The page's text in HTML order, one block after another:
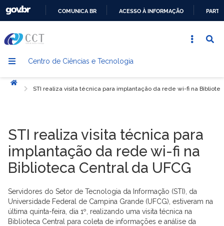
CONTEÚDO
COMUNICA BR ACESSO À INFORMAÇÃO
Centro de Ciências e Tecnologia
Início
STI realiza visita técnica para implantação da rede wi-fi na
STI realiza visita técnica para
implantação da rede wi-fi na
Biblioteca Central da UFCG
Servidores do Setor de Tecnologia da Informação (STI), da
Universidade Federal de Campina Grande (UFCG), estiveram na
última quinta-feira, dia 1º, realizando uma visita técnica na
Biblioteca Central para coleta de informações e análise da